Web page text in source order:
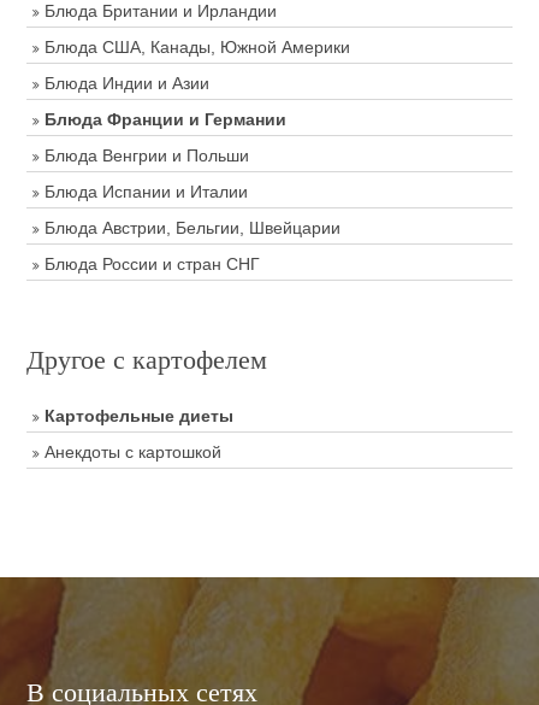
Блюда Британии и Ирландии
Блюда США, Канады, Южной Америки
Блюда Индии и Азии
Блюда Франции и Германии
Блюда Венгрии и Польши
Блюда Испании и Италии
Блюда Австрии, Бельгии, Швейцарии
Блюда России и стран СНГ
Другое с картофелем
Картофельные диеты
Анекдоты с картошкой
В социальных сетях